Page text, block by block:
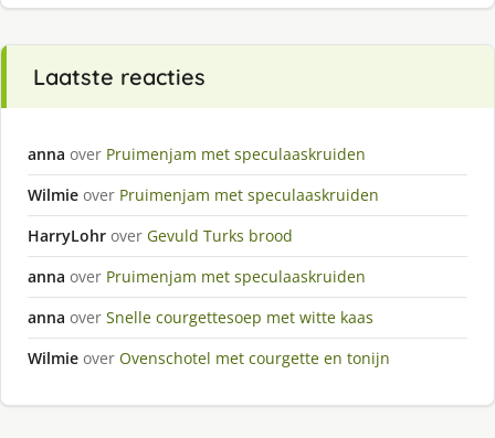
Laatste reacties
anna over Pruimenjam met speculaaskruiden
Wilmie over Pruimenjam met speculaaskruiden
HarryLohr over Gevuld Turks brood
anna over Pruimenjam met speculaaskruiden
anna over Snelle courgettesoep met witte kaas
Wilmie over Ovenschotel met courgette en tonijn